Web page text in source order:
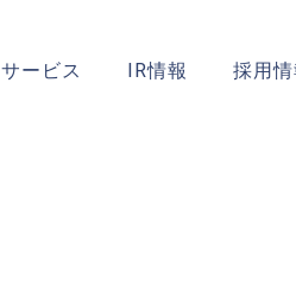
サービス IR情報 採用情